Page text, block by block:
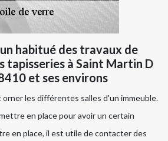
habitué des travaux de
tapisseries à Saint Martin D
et ses environs
les différentes salles d'un immeuble.
en place pour avoir un certain
en place, il est utile de contacter des